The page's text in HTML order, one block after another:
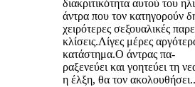
διακριτικότητα αυτού του
άντρα που τον κατηγορούν
χειρότερες σεξουαλικές
κλίσεις.Λίγες μέρες
κατάστημα.Ο άντρας πα-
ραξενεύει και γοητεύει τη
η έλξη, θα τον